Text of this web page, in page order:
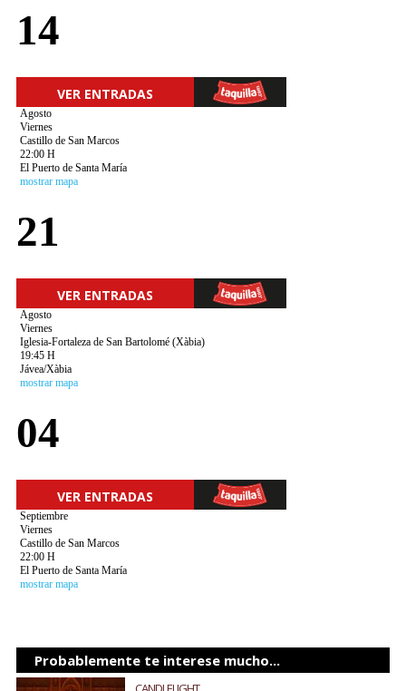
14
VER ENTRADAS
Agosto
Viernes
Castillo de San Marcos
22:00 H
El Puerto de Santa María
mostrar mapa
21
VER ENTRADAS
Agosto
Viernes
Iglesia-Fortaleza de San Bartolomé (Xàbia)
19:45 H
Jávea/Xàbia
mostrar mapa
04
VER ENTRADAS
Septiembre
Viernes
Castillo de San Marcos
22:00 H
El Puerto de Santa María
mostrar mapa
Probablemente te interese mucho...